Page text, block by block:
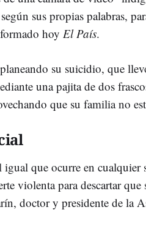
sus propias palabras,
hoy El País.
su suicidio, que
una pajita de dos
que su familia no
que ocurre en
violenta para descartar que
doctor y presidente de la